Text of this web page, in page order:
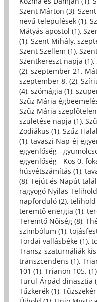
Szent Márton (3),
nevű települések (1),
Mátyás apostol (1),
(1), Szent Mihály,
Szent Szellem (1),
Szentkereszt napja (1),
(2), szeptember 21.
szeptember 8. (2),
(4), szómágia (1),
Szűz Mária
Szűz Mária
születése napja (1),
Zodiákus (1), Szűz-
(1), tavaszi Nap-éj
egyenlőség -
egyenlőség - Kos 0.
húsvétszámítás (1),
(8), Tejút és Napút
ragyogó Nyilas
napforduló (2), telihold
teremtő energia (1),
Teremtő Nőiség (8),
szimbólum (1),
Tordai vallásbéke (1),
Transz-szaturnáliák
transzcendens (1),
101 (1), Trianon 105. (1)
Turul-Árpád dinasztia
Tűzkerék (1), Tűzszekér